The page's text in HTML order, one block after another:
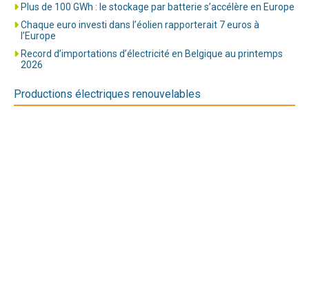
Plus de 100 GWh : le stockage par batterie s’accélère en Europe
Chaque euro investi dans l’éolien rapporterait 7 euros à
l’Europe
Record d’importations d’électricité en Belgique au printemps
2026
Productions électriques renouvelables